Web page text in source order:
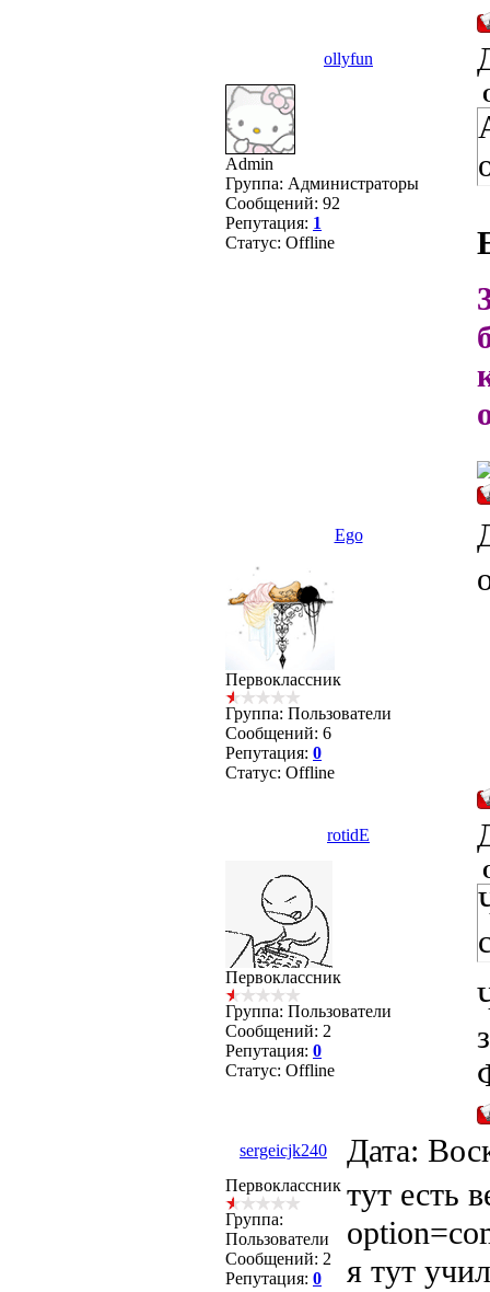
ollyfun
Admin
Группа: Администраторы
Сообщений: 92
Репутация: 1
Статус: Offline
Ego
Первоклассник
Группа: Пользователи
Сообщений: 6
Репутация: 0
Статус: Offline
rotidE
Первоклассник
Группа: Пользователи
Сообщений: 2
Репутация: 0
Статус: Offline
sergeicjk240 Дата:
Первоклассник
Группа:
Пользователи
Сообщений: 2
Репутация: 0
тут есть
я тут